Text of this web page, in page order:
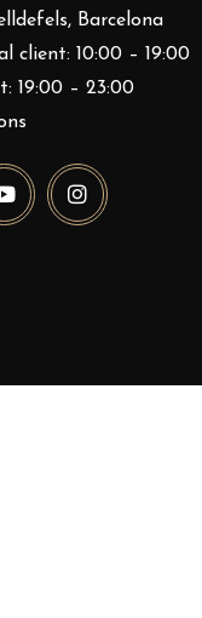
Barcelona
client: 10:00 – 19:00
19:00 – 23:00